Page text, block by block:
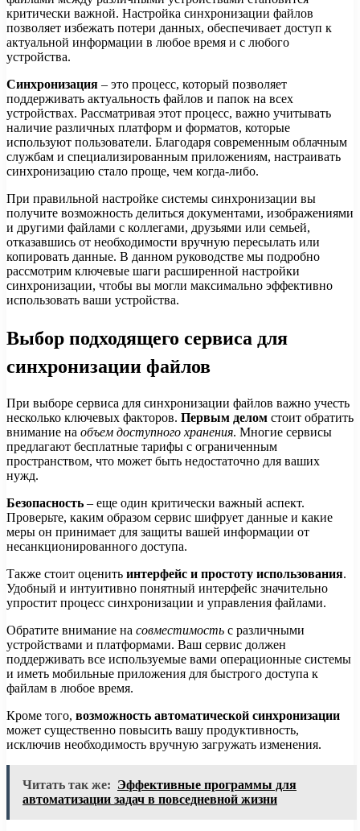
критически важной. Настройка синхронизации файлов
позволяет избежать потери данных, обеспечивает доступ к
актуальной информации в любое время и с любого
устройства.
Синхронизация – это процесс, который позволяет
поддерживать актуальность файлов и папок на всех
устройствах. Рассматривая этот процесс, важно учитывать
наличие различных платформ и форматов, которые
используют пользователи. Благодаря современным облачным
службам и специализированным приложениям, настраивать
синхронизацию стало проще, чем когда-либо.
При правильной настройке системы синхронизации вы
получите возможность делиться документами, изображениями
и другими файлами с коллегами, друзьями или семьей,
отказавшись от необходимости вручную пересылать или
копировать данные. В данном руководстве мы подробно
рассмотрим ключевые шаги расширенной настройки
синхронизации, чтобы вы могли максимально эффективно
использовать ваши устройства.
Выбор подходящего сервиса для
синхронизации файлов
При выборе сервиса для синхронизации файлов важно учесть
несколько ключевых факторов. Первым делом стоит обратить
внимание на объем доступного хранения. Многие сервисы
предлагают бесплатные тарифы с ограниченным
пространством, что может быть недостаточно для ваших
нужд.
Безопасность – еще один критически важный аспект.
Проверьте, каким образом сервис шифрует данные и какие
меры он принимает для защиты вашей информации от
несанкционированного доступа.
Также стоит оценить интерфейс и простоту использования.
Удобный и интуитивно понятный интерфейс значительно
упростит процесс синхронизации и управления файлами.
Обратите внимание на совместимость с различными
устройствами и платформами. Ваш сервис должен
поддерживать все используемые вами операционные системы
и иметь мобильные приложения для быстрого доступа к
файлам в любое время.
Кроме того, возможность автоматической синхронизации
может существенно повысить вашу продуктивность,
исключив необходимость вручную загружать изменения.
Читать так же: Эффективные программы для
автоматизации задач в повседневной жизни